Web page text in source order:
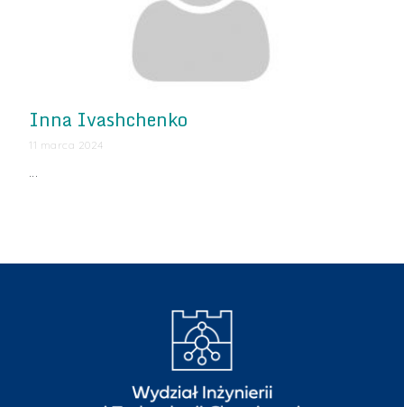
Inna Ivashchenko
11 marca 2024